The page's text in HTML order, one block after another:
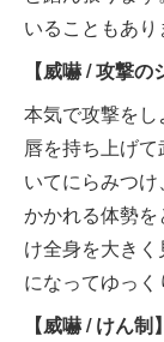
いることもあり
【威嚇 / 攻撃の
本気で攻撃を
唇を持ち上げ
いてにらみつ
かかれる体勢
け全身を大き
になってゆっく
【威嚇 / けん制】